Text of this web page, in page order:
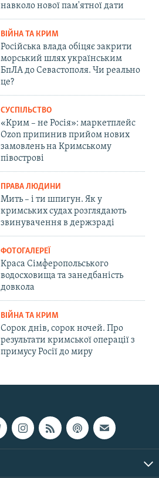
навколо нової пам'ятної дати
ВІЙНА ТА КРИМ
Російська влада обіцяє закрити
морський шлях українським
БпЛА до Севастополя. Чи реально
це?
СУСПІЛЬСТВО
«Крим – не Росія»: маркетплейс
Ozon припинив прийом нових
замовлень на Кримському
півострові
ПРАВА ЛЮДИНИ
Мить – і ти шпигун. Як у
кримських судах розглядають
звинувачення в держзраді
ФОТОГАЛЕРЕЇ
Краса Сімферопольського
водосховища та занедбаність
довкола
ВІЙНА ТА КРИМ
Сорок днів, сорок ночей. Про
результати кримської операції з
примусу Росії до миру